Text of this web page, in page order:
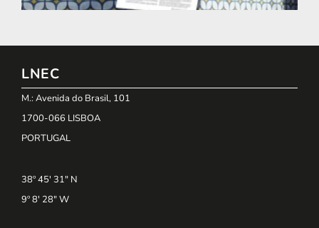
LNEC
M.: Avenida do Brasil, 101
1700-066 LISBOA
PORTUGAL
38º 45' 31" N
9º 8' 28" W